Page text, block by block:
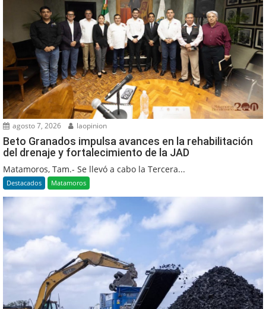
agosto 7, 2026 laopinion
Beto Granados impulsa avances en la rehabilitación
del drenaje y fortalecimiento de la JAD
Matamoros, Tam.- Se llevó a cabo la Tercera...
Destacados Matamoros